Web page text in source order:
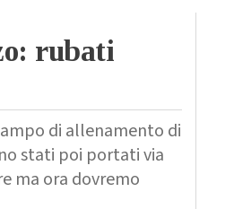
rubati
di allenamento di
stati poi portati via
ma ora dovremo